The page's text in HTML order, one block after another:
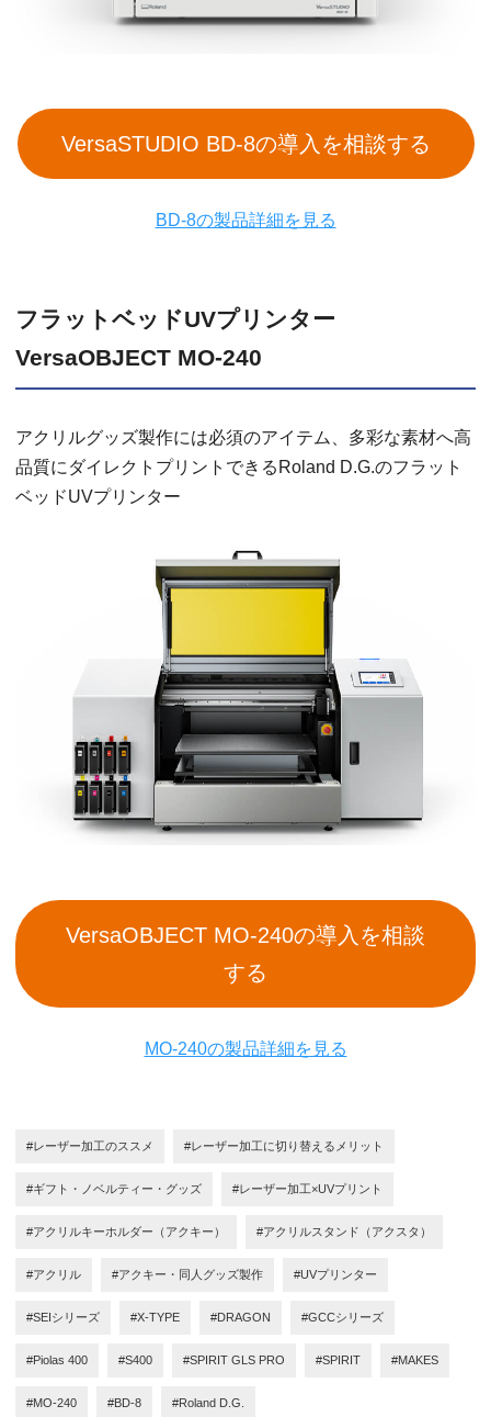
VersaSTUDIO BD-8の導入を相談する
BD-8の製品詳細を見る
フラットベッドUVプリンター
VersaOBJECT MO-240
アクリルグッズ製作には必須のアイテム、多彩な素材へ高
品質にダイレクトプリントできるRoland D.G.のフラット
ベッドUVプリンター
VersaOBJECT MO-240の導入を相談
する
MO-240の製品詳細を見る
#レーザー加工のススメ #レーザー加工に切り替えるメリット
#ギフト・ノベルティー・グッズ #レーザー加工×UVプリント
#アクリルキーホルダー（アクキー） #アクリルスタンド（アクスタ）
#アクリル #アクキー・同人グッズ製作 #UVプリンター
#SEIシリーズ #X-TYPE #DRAGON #GCCシリーズ
#Piolas 400 #S400 #SPIRIT GLS PRO #SPIRIT #MAKES
#MO-240 #BD-8 #Roland D.G.